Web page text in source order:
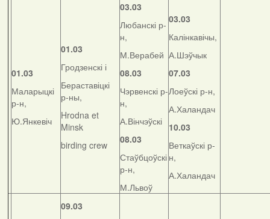
01.03
Маларыцкі
р-н,
Ю.Янкевіч
01.03
Гродзенскі і
Бераставіцкі
р-ны,
Hrodna et
Minsk
birding crew
03.03
Любанскі р-
н,
М.Верабей
08.03
Чэрвенскі р-
н,
А.Вінчэўскі
08.03
Стаўбцоўскі
р-н,
М.Львоў
03.03
Калінкавічы,
А.Шэўчык
07.03
Лоеўскі р-н,
А.Халандач
10.03
Веткаўскі р-
н,
А.Халандач
09.03